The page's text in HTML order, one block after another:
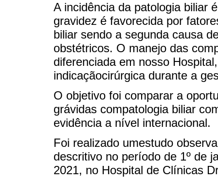
A incidência da patologia biliar
gravidez é favorecida por
biliar sendo a segunda causa
obstétricos. O manejo das
diferenciada em nosso
indicaçãocirúrgica durante a
O objetivo foi comparar a
grávidas compatologia biliar
evidência a nível internacional.
Foi realizado umestudo
descritivo no período de 1º de
2021, no Hospital de Clínicas